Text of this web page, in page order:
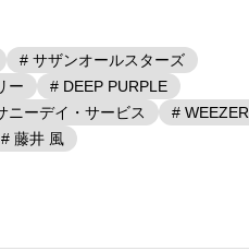
# サザンオールスターズ
ー
# DEEP PURPLE
ニーデイ・サービス
# WEEZER
# 藤井 風